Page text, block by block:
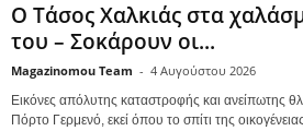
Ο Τάσος Χαλκιάς στα
του – Σοκάρουν οι...
Magazinomou Team - 4 Αυγούστου 2026
Εικόνες απόλυτης καταστροφής και ανείπωτης
Πόρτο Γερμενό, εκεί όπου το σπίτι της